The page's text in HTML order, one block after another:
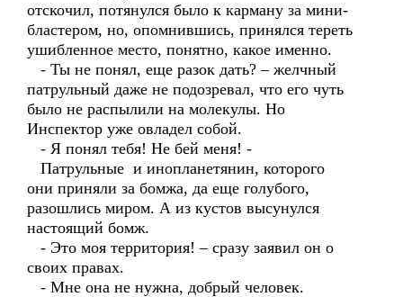
отскочил, потянулся было к карману за мини-
бластером, но, опомнившись, принялся тереть
ушибленное место, понятно, какое именно.
- Ты не понял, еще разок дать? – желчный
патрульный даже не подозревал, что его чуть
было не распылили на молекулы. Но
Инспектор уже овладел собой.
- Я понял тебя! Не бей меня! -
Патрульные и инопланетянин, которого
они приняли за бомжа, да еще голубого,
разошлись миром. А из кустов высунулся
настоящий бомж.
- Это моя территория! – сразу заявил он о
своих правах.
- Мне она не нужна, добрый человек.